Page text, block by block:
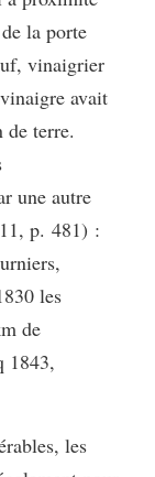
la porte
vinaigrier
avait
de terre.
une autre
p. 481) :
les
de
1843,
les